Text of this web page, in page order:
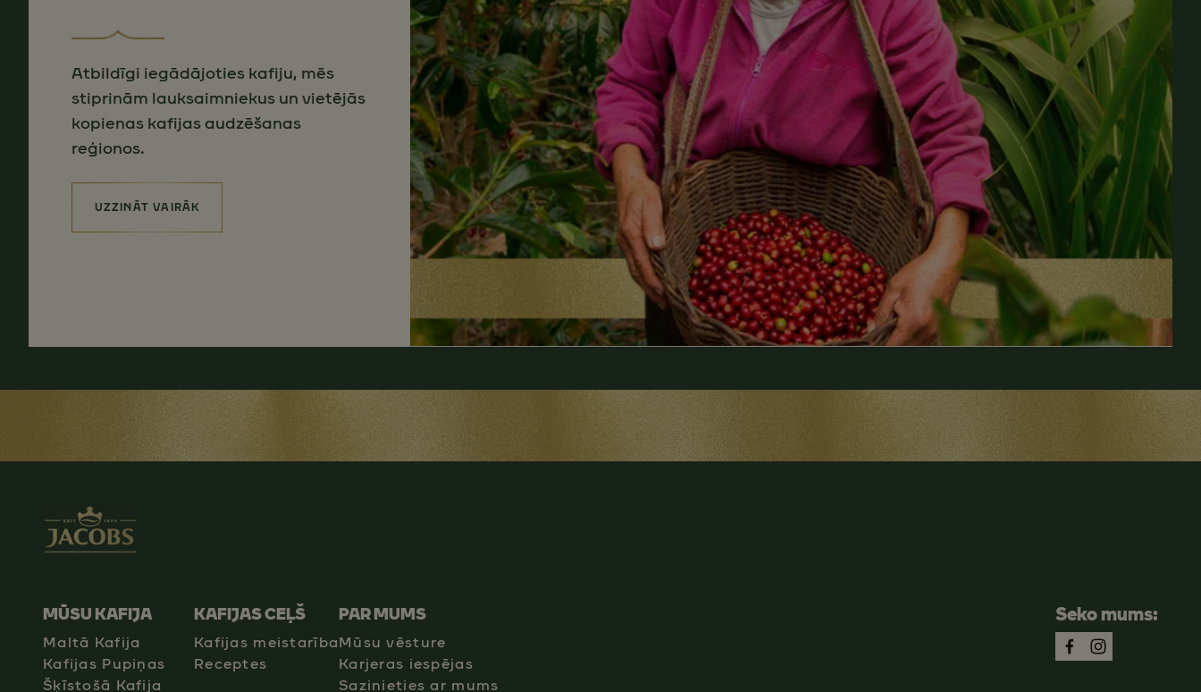
Atbildīgi iegādājoties kafiju, mēs
stiprinām lauksaimniekus un vietējās
kopienas kafijas audzēšanas
reģionos.
UZZINĀT VAIRĀK
MŪSU KAFIJA
Maltā Kafija
Kafijas Pupiņas
Šķīstošā Kafija
KAFIJAS CEĻŠ
Kafijas meistarība
Receptes
PAR MUMS
Mūsu vēsture
Karjeras iespējas
Sazinieties ar mums
Seko mums: